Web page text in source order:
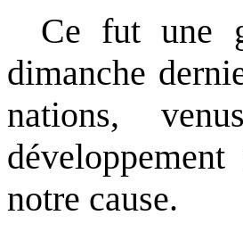
Ce fut une
dimanche
nations,
notre cause.